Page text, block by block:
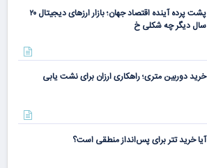
پشت پرده آینده اقتصاد جهان؛ بازار ارزهای دیجیتال ۲۰
سال دیگر چه شکلی خ
خرید دوربین متری؛ راهکاری ارزان برای نشت یابی
آیا خرید تتر برای پس‌انداز منطقی است؟